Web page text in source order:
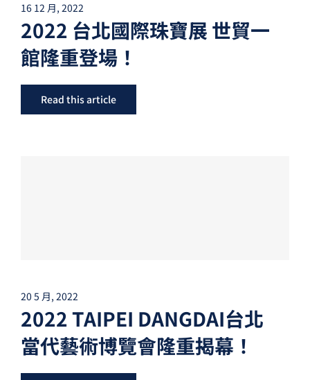
16 12 月, 2022
2022 台北國際珠寶展 世貿一
館隆重登場！
Read this article
20 5 月, 2022
2022 TAIPEI DANGDAI台北
當代藝術博覽會隆重揭幕！